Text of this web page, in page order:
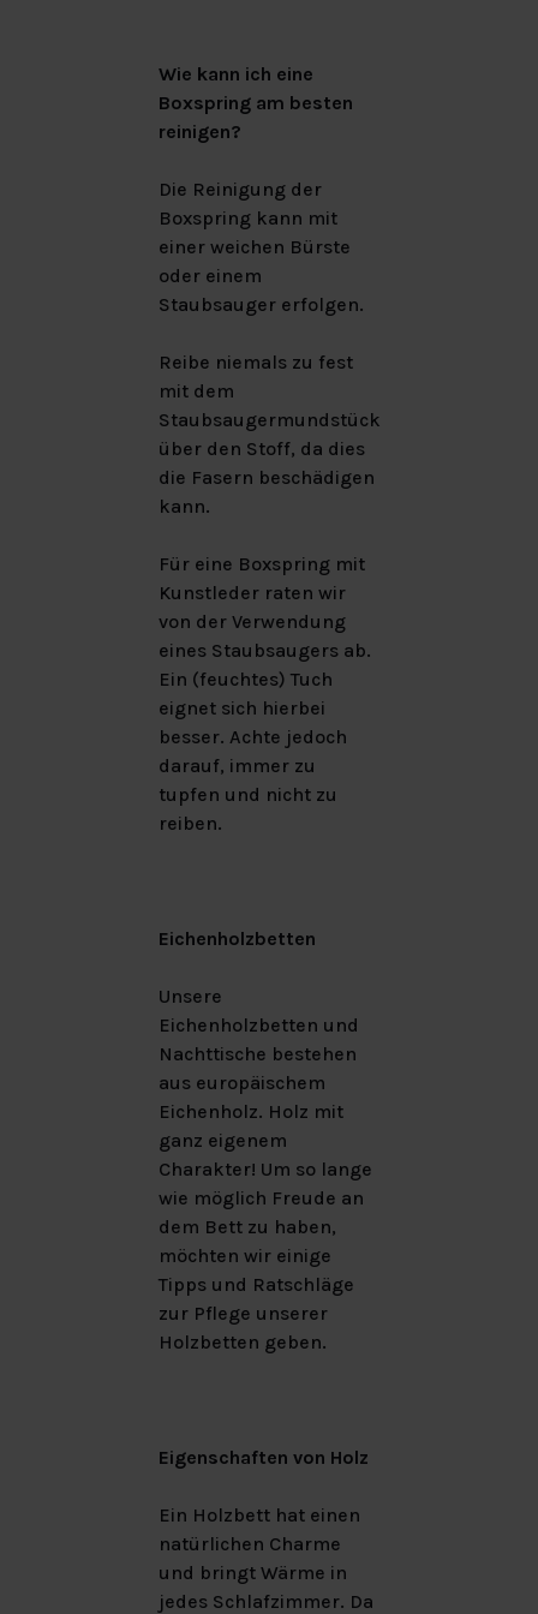
Wie kann ich eine
Boxspring am besten
reinigen?
Die Reinigung der
Boxspring kann mit
einer weichen Bürste
oder einem
Staubsauger erfolgen.
Reibe niemals zu fest
mit dem
Staubsaugermundstück
über den Stoff, da dies
die Fasern beschädigen
kann.
Für eine Boxspring mit
Kunstleder raten wir
von der Verwendung
eines Staubsaugers ab.
Ein (feuchtes) Tuch
eignet sich hierbei
besser. Achte jedoch
darauf, immer zu
tupfen und nicht zu
reiben.
Eichenholzbetten
Unsere
Eichenholzbetten und
Nachttische bestehen
aus europäischem
Eichenholz. Holz mit
ganz eigenem
Charakter! Um so lange
wie möglich Freude an
dem Bett zu haben,
möchten wir einige
Tipps und Ratschläge
zur Pflege unserer
Holzbetten geben.
Eigenschaften von Holz
Ein Holzbett hat einen
natürlichen Charme
und bringt Wärme in
jedes Schlafzimmer. Da